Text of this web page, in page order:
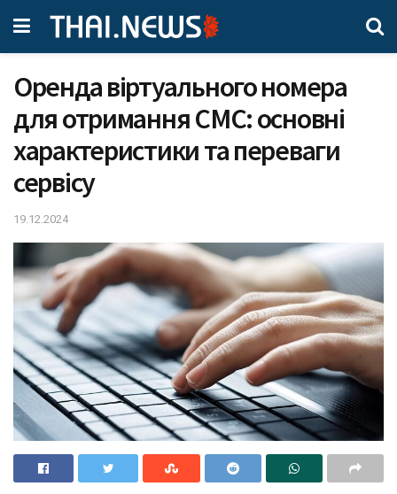
Оренда віртуального номера
для отримання СМС: основні
характеристики та переваги
сервісу
19.12.2024